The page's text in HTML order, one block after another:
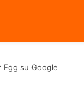
su Google